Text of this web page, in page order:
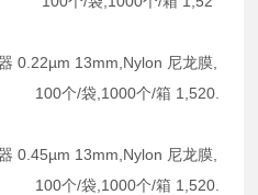
0.22µm 13mm,Nylon 尼龙膜,
/袋,1000个/箱 1,520.
0.45µm 13mm,Nylon 尼龙膜,
/袋,1000个/箱 1,520.